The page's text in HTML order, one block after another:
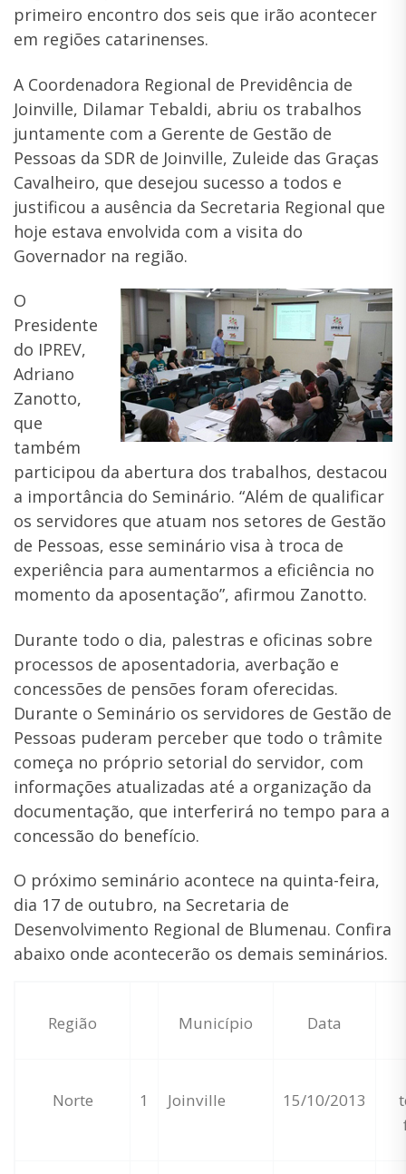
primeiro encontro dos seis que irão acontecer
em regiões catarinenses.
A Coordenadora Regional de Previdência de
Joinville, Dilamar Tebaldi, abriu os trabalhos
juntamente com a Gerente de Gestão de
Pessoas da SDR de Joinville, Zuleide das Graças
Cavalheiro, que desejou sucesso a todos e
justificou a ausência da Secretaria Regional que
hoje estava envolvida com a visita do
Governador na região.
O
Presidente
do IPREV,
Adriano
Zanotto,
que
também
participou da abertura dos trabalhos, destacou
a importância do Seminário. “Além de qualificar
os servidores que atuam nos setores de Gestão
de Pessoas, esse seminário visa à troca de
experiência para aumentarmos a eficiência no
momento da aposentação”, afirmou Zanotto.
Durante todo o dia, palestras e oficinas sobre
processos de aposentadoria, averbação e
concessões de pensões foram oferecidas.
Durante o Seminário os servidores de Gestão de
Pessoas puderam perceber que todo o trâmite
começa no próprio setorial do servidor, com
informações atualizadas até a organização da
documentação, que interferirá no tempo para a
concessão do benefício.
O próximo seminário acontece na quinta-feira,
dia 17 de outubro, na Secretaria de
Desenvolvimento Regional de Blumenau. Confira
abaixo onde acontecerão os demais seminários.
Região Município Data
Norte 1 Joinville 15/10/2013